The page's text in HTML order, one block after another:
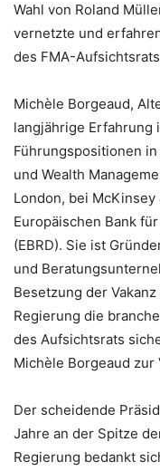
Wahl von Roland
vernetzte und
des FMA-
Michèle Borgeaud,
langjährige Erfahrung
Führungspositionen
und Wealth
London, bei
Europäischen Bank
(EBRD). Sie ist
und
Besetzung der
Regierung die
des Aufsichtsrats
Michèle Borgeaud
Der scheidende
Jahre an der Spitze
Regierung bedankt